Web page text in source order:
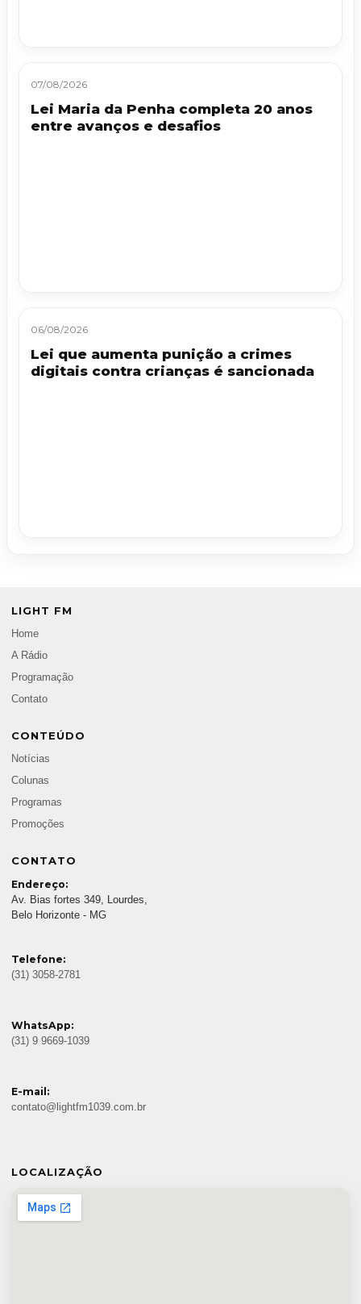
07/08/2026
Lei Maria da Penha completa 20 anos
entre avanços e desafios
06/08/2026
Lei que aumenta punição a crimes
digitais contra crianças é sancionada
LIGHT FM
Home
A Rádio
Programação
Contato
CONTEÚDO
Notícias
Colunas
Programas
Promoções
CONTATO
Endereço:
Av. Bias fortes 349, Lourdes,
Belo Horizonte - MG
Telefone:
(31) 3058-2781
WhatsApp:
(31) 9 9669-1039
E-mail:
contato@lightfm1039.com.br
LOCALIZAÇÃO